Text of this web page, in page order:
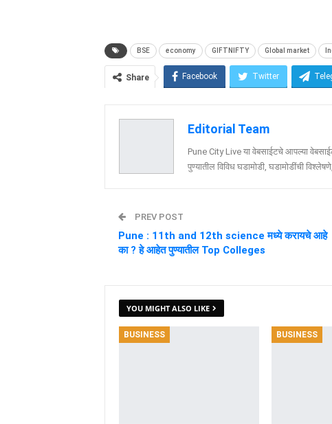
BSE economy GIFTNIFTY Global market
Share Facebook Twitter
Editorial Team
Pune City Live या वेबसाईटचे आपल्या
पुण्यातील विविध घडामोडी, घडामोडींची
PREV POST
Pune : 11th and 12th science मध्ये करायचे आहे
का ? हे आहेत पुण्यातील Top Colleges
YOU MIGHT ALSO LIKE
BUSINESS BUSINESS